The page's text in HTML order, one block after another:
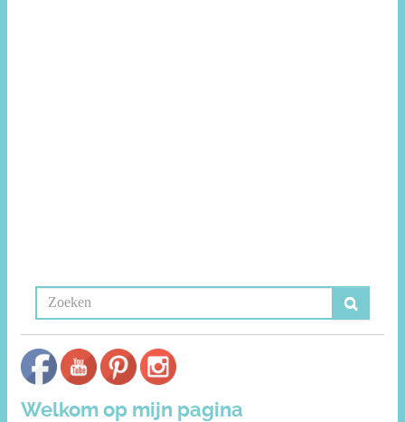
Welkom op mijn pagina